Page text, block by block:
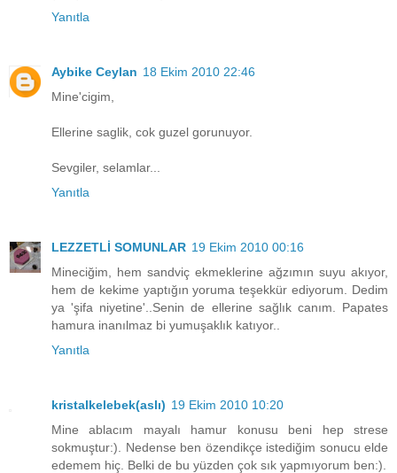
Yanıtla
Aybike Ceylan 18 Ekim 2010 22:46
Mine'cigim,
Ellerine saglik, cok guzel gorunuyor.
Sevgiler, selamlar...
Yanıtla
LEZZETLİ SOMUNLAR 19 Ekim 2010 00:16
Mineciğim, hem sandviç ekmeklerine ağzımın suyu akıyor,
hem de kekime yaptığın yoruma teşekkür ediyorum. Dedim
ya 'şifa niyetine'..Senin de ellerine sağlık canım. Papates
hamura inanılmaz bi yumuşaklık katıyor..
Yanıtla
kristalkelebek(aslı) 19 Ekim 2010 10:20
Mine ablacım mayalı hamur konusu beni hep strese
sokmuştur:). Nedense ben özendikçe istediğim sonucu elde
edemem hiç. Belki de bu yüzden çok sık yapmıyorum ben:).